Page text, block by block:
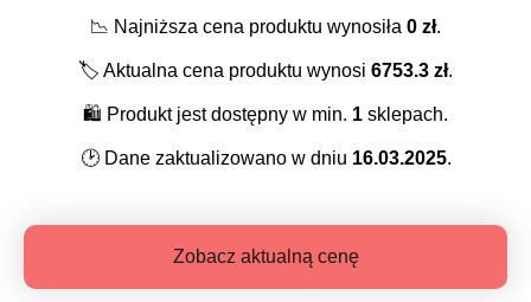
📉 Najniższa cena produktu wynosiła 0 zł.
🏷️ Aktualna cena produktu wynosi 6753.3 zł.
🛍️ Produkt jest dostępny w min. 1 sklepach.
🕑Dane zaktualizowano w dniu 16.03.2025.
Zobacz aktualną cenę